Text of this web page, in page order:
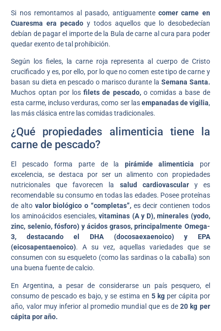
Si nos remontamos al pasado, antiguamente comer carne en
Cuaresma era pecado y todos aquellos que lo desobedecían
debían de pagar el importe de la Bula de carne al cura para poder
quedar exento de tal prohibición.
Según los fieles, la carne roja representa al cuerpo de Cristo
crucificado y es, por ello, por lo que no comen este tipo de carne y
basan su dieta en pescado o marisco durante la Semana Santa.
Muchos optan por los filets de pescado,o comidas a base de
esta carme, incluso verduras, como ser lasempanadas de vigilia,
las más clásica entre las comidas tradicionales.
¿Qué propiedades alimenticia tiene la
carne de pescado?
El pescado forma parte de la pirámide alimenticia por
excelencia, se destaca por ser un alimento con propiedades
nutricionales que favorecen la salud cardiovasculary es
recomendable su consumo en todas las edades. Posee proteínas
de alto valor biológico o “completas”,es decir contienen todos
los aminoácidos esenciales,vitaminas (A y D), minerales (yodo,
zinc, selenio, fósforo) y ácidos grasos, principalmente Omega-
3, destacando el DHA (docosaexaenoico) y EPA
(eicosapentaenoico). A su vez, aquellas variedades que se
consumen con su esqueleto (como las sardinas o la caballa) son
una buena fuente de calcio.
En Argentina, a pesar de considerarse un país pesquero, el
consumo de pescado es bajo, y se estima en 5 kgper cápita por
año, valor muy inferior al promedio mundial que es de20 kg per
cápita por año.